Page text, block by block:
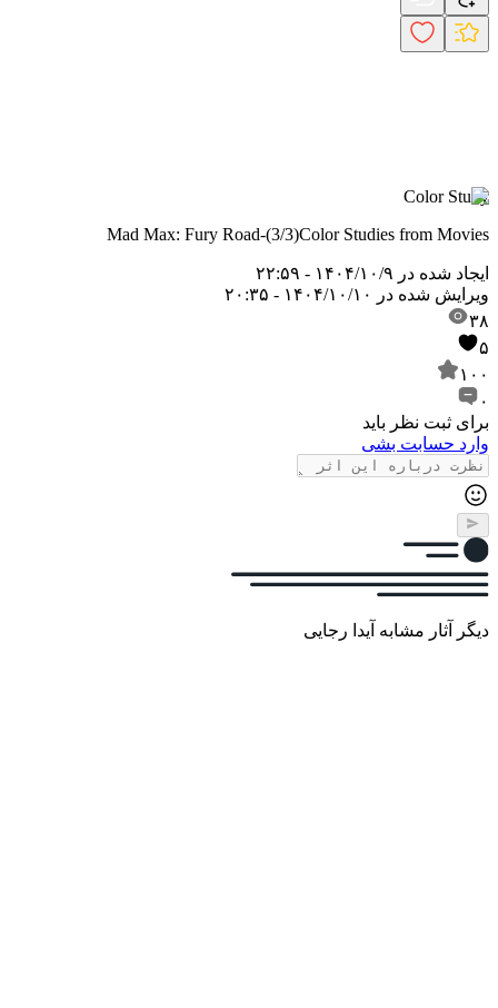
Color Study
Color Studies from Movies
(3/3)
Mad Max: Fury Road-
ایجاد شده در ۱۴۰۴/۱۰/۹ - ۲۲:۵۹
ویرایش شده در
۱۴۰۴/۱۰/۱۰ - ۲۰:۳۵
۳۸
۵
۱۰۰
۰
برای ثبت نظر باید
وارد حسابت بشی
دیگر آثار مشابه آیدا رجایی